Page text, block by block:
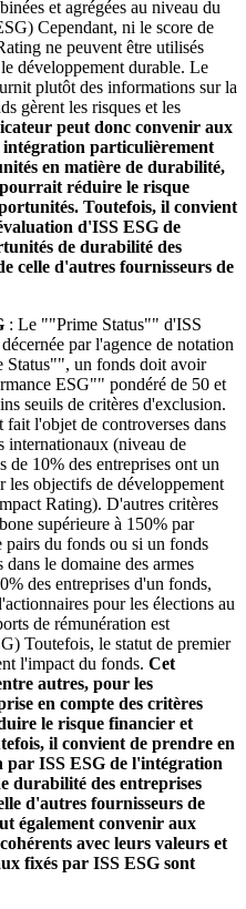
et agrégées au niveau du
Cependant, ni le score de
ne peuvent être utilisés
développement durable. Le
plutôt des informations sur la
gèrent les risques et les
peut donc convenir aux
intégration particulièrement
en matière de durabilité,
réduire le risque
Toutefois, il convient
d'ISS ESG de
de durabilité des
celle d'autres fournisseurs de
: Le ""Prime Status"" d'ISS
par l'agence de notation
Status"", un fonds doit avoir
ESG"" pondéré de 50 et
seuils de critères d'exclusion.
l'objet de controverses dans
internationaux (niveau de
de 10% des entreprises ont un
objectifs de développement
Rating). D'autres critères
supérieure à 150% par
pairs du fonds ou si un fonds
le domaine des armes
des entreprises d'un fonds,
pour les élections au
de rémunération est
Toutefois, le statut de premier
l'impact du fonds. Cet
autres, pour les
en compte des critères
le risque financier et
il convient de prendre en
par ISS ESG de l'intégration
durabilité des entreprises
d'autres fournisseurs de
également convenir aux
avec leurs valeurs et
fixés par ISS ESG sont